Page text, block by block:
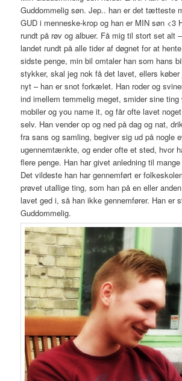
Guddommelig søn. Jep.. han er det tætteste
GUD i menneske-krop og han er MIN søn <3
rundt på røv og albuer. Få mig til stort set alt
landet rundt på alle tider af døgnet for at
sidste penge, min bil omtaler han som hans
stykker, skal jeg nok få det lavet, ellers køber
nyt – han er snot forkælet. Han roder og
ind imellem temmelig meget, smider sine
mobiler og you name it, og får ofte lavet
selv. Han vender op og ned på dag og nat,
fra sans og samling, begiver sig ud på nogle
ugennemtænkte, og ender ofte et sted, hvor
flere penge. Han har givet anledning til
Det vildeste han har gennemført er
prøvet utallige ting, som han på en eller
lavet ged i, så han ikke gennemfører. Han er
Guddommelig.